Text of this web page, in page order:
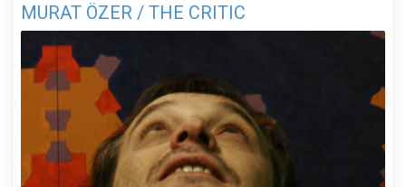
MURAT ÖZER / THE CRITIC